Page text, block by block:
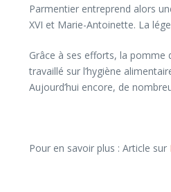
Parmentier entreprend alors
XVI et Marie-Antoinette. La
Grâce à ses efforts, la pomme
travaillé sur l’hygiène
Aujourd’hui encore, de
Pour en savoir plus : Article sur